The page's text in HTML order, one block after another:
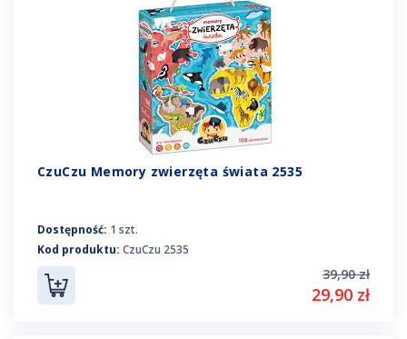
CzuCzu Memory zwierzęta świata 2535
Dostępność: 1 szt.
Kod produktu: CzuCzu 2535
39,90 zł
29,90 zł